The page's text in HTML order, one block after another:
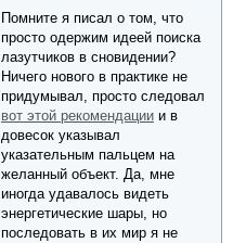
Помните я писал о том, что
просто одержим идеей поиска
лазутчиков в сновидении?
Ничего нового в практике не
придумывал, просто следовал
вот этой рекомендации и в
довесок указывал
указательным пальцем на
желанный объект. Да, мне
иногда удавалось видеть
энергетические шары, но
последовать в их мир я не